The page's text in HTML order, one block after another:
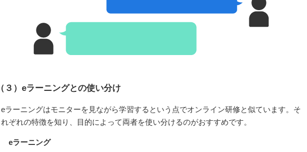
（３） eラーニングとの使い分け
eラーニングはモニターを見ながら学習するという点でオンライン研修と似ています。そ
れぞれの特徴を知り、目的によって両者を使い分けるのがおすすめです。
eラーニング